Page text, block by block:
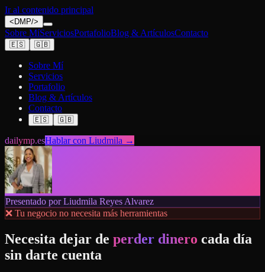
Ir al contenido principal
< DMP/>
Sobre MíServiciosPortafolioBlog & ArtículosContacto
🇪🇸 🇬🇧
Sobre Mí
Servicios
Portafolio
Blog & Artículos
Contacto
🇪🇸 🇬🇧
dailymp.esHablar con Liudmila →
Presentado por Liudmila Reyes Alvarez
❌ Tu negocio no necesita más herramientas
Necesita dejar de perder dinero cada día
sin darte cuenta